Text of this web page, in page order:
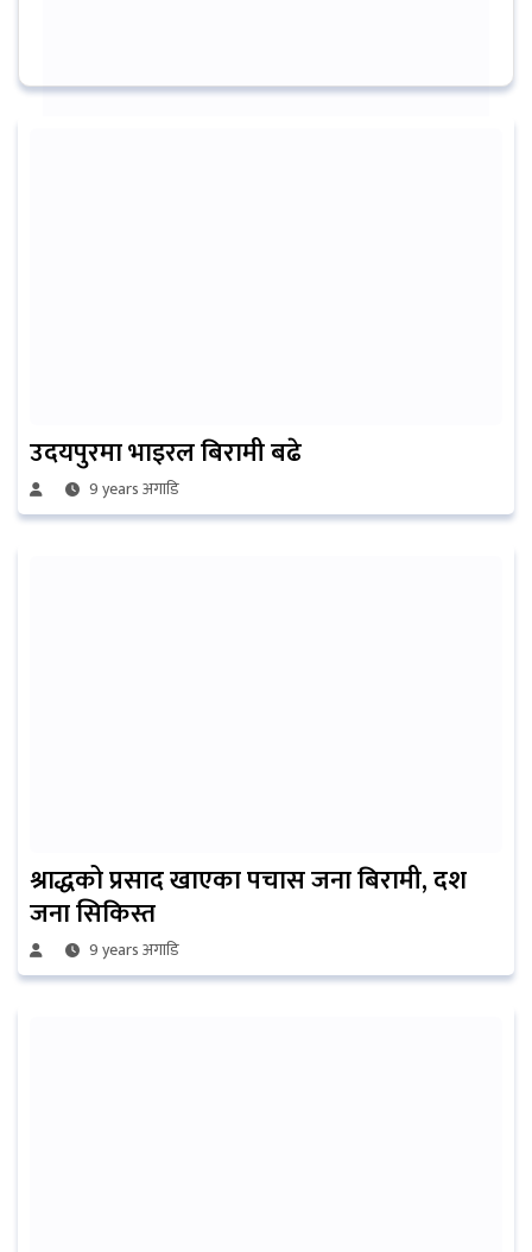
उदयपुरमा भाइरल बिरामी बढे
9 years अगाडि
श्राद्धको प्रसाद खाएका पचास जना बिरामी, दश
जना सिकिस्त
9 years अगाडि